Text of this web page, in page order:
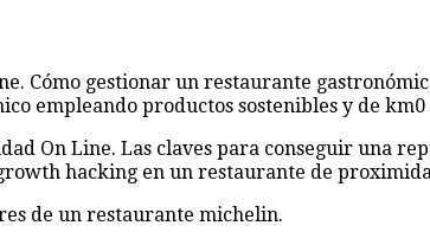
Cómo gestionar un restaurante
empleando productos sostenibles y de km0
On Line. Las claves para conseguir una
hacking en un restaurante de
de un restaurante michelin.